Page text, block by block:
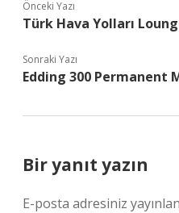
Önceki Yazı
Türk Hava Yolları
Sonraki Yazı
Edding 300 Permanent
Bir yanıt yazın
E-posta adresiniz